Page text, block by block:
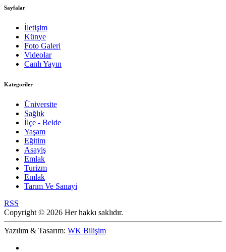
Sayfalar
İletişim
Künye
Foto Galeri
Videolar
Canlı Yayın
Kategoriler
Üniversite
Sağlık
İlçe - Belde
Yaşam
Eğitim
Asayiş
Emlak
Turizm
Emlak
Tarım Ve Sanayi
RSS
Copyright © 2026 Her hakkı saklıdır.
Yazılım & Tasarım: WK Bilişim